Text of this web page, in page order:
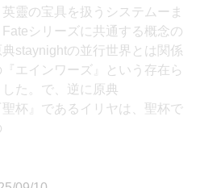
靈の宝具を扱うシステムーま
シリーズに共通する概念の
staynightの並行世界とは関係
エインワーズ』という存在ら
た。で、逆に原典
聖杯』であるイリヤは、聖杯で